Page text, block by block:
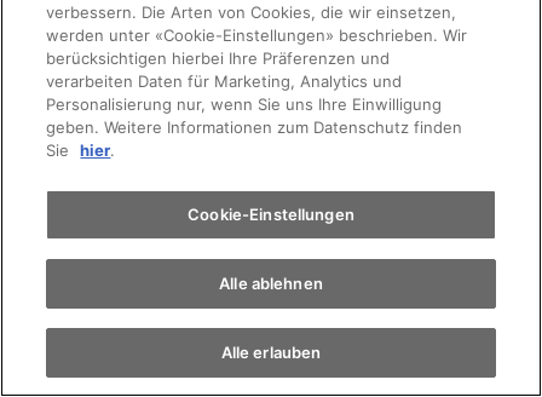
Angebote anzeigen Angebote anzeigen
Terminvereinbarung
Auto finden
Elektromobilität
verbessern. Die Arten von Cookies, die wir einsetzen,
werden unter «Cookie-Einstellungen» beschrieben. Wir
berücksichtigen hierbei Ihre Präferenzen und
verarbeiten Daten für Marketing, Analytics und
Personalisierung nur, wenn Sie uns Ihre Einwilligung
geben. Weitere Informationen zum Datenschutz finden
Sie
hier.
Cookie-Einstellungen
Alle ablehnen
Alle erlauben